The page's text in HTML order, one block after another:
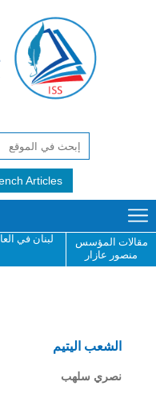
Articles
مقالات المؤسس
منصور عازار
لبنان في
الشعب اليتيم
نصري سلهب